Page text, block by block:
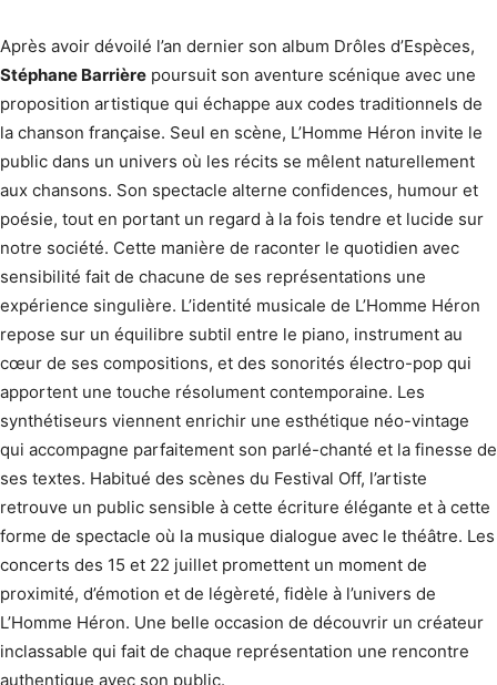
Après avoir dévoilé l’an dernier son album Drôles d’Espèces,
Stéphane Barrière poursuit son aventure scénique avec une
proposition artistique qui échappe aux codes traditionnels de
la chanson française. Seul en scène, L’Homme Héron invite le
public dans un univers où les récits se mêlent naturellement
aux chansons. Son spectacle alterne confidences, humour et
poésie, tout en portant un regard à la fois tendre et lucide sur
notre société. Cette manière de raconter le quotidien avec
sensibilité fait de chacune de ses représentations une
expérience singulière. L’identité musicale de L’Homme Héron
repose sur un équilibre subtil entre le piano, instrument au
cœur de ses compositions, et des sonorités électro-pop qui
apportent une touche résolument contemporaine. Les
synthétiseurs viennent enrichir une esthétique néo-vintage
qui accompagne parfaitement son parlé-chanté et la finesse de
ses textes. Habitué des scènes du Festival Off, l’artiste
retrouve un public sensible à cette écriture élégante et à cette
forme de spectacle où la musique dialogue avec le théâtre. Les
concerts des 15 et 22 juillet promettent un moment de
proximité, d’émotion et de légèreté, fidèle à l’univers de
L’Homme Héron. Une belle occasion de découvrir un créateur
inclassable qui fait de chaque représentation une rencontre
authentique avec son public.